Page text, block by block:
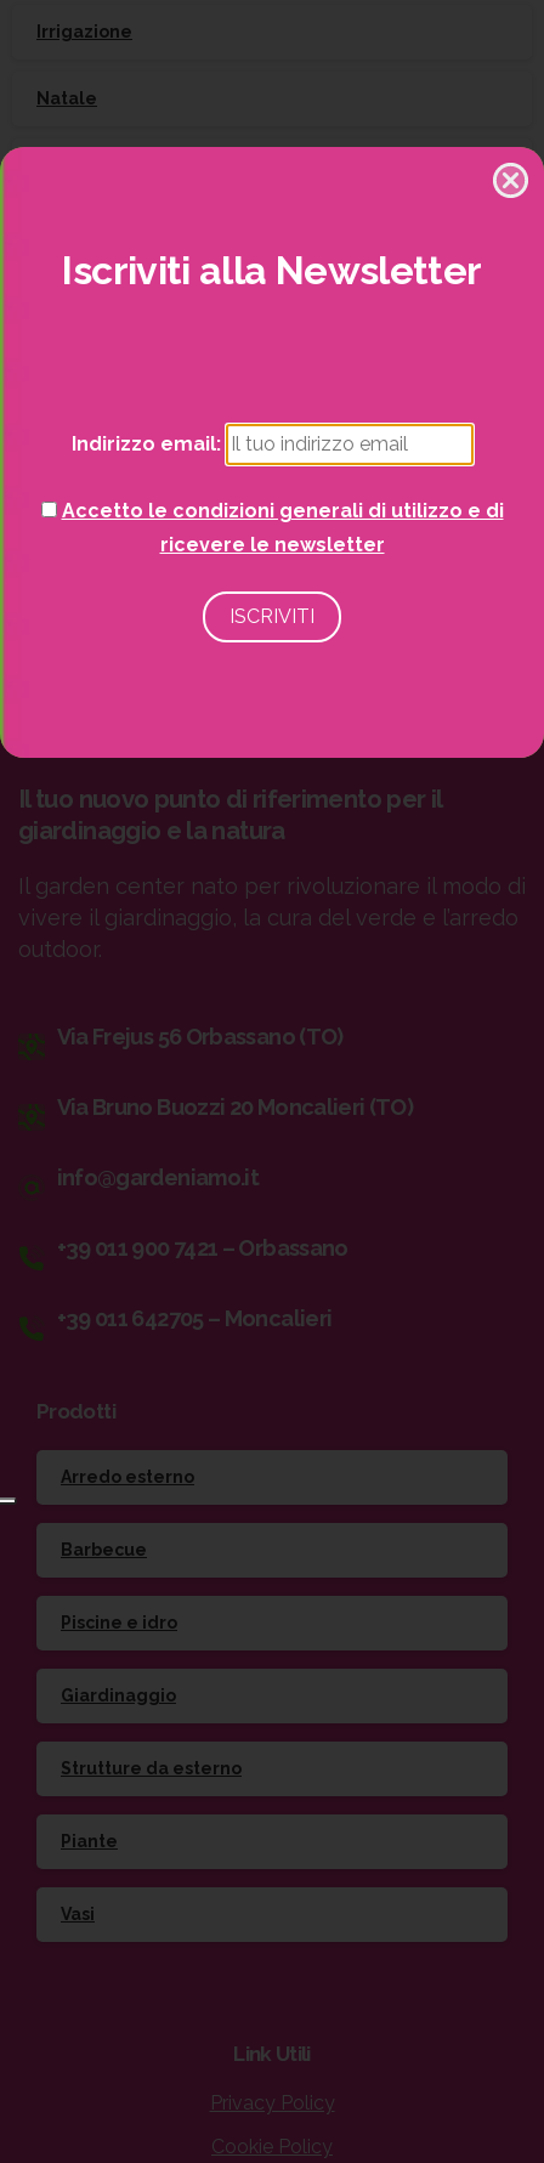
Irrigazione
Natale
Strutture da esterno
Vasi
Il tuo nuovo punto di riferimento per il
giardinaggio e la natura
Il garden center nato per rivoluzionare il modo di
vivere il giardinaggio, la cura del verde e l’arredo
outdoor.
Via Frejus 56 Orbassano (TO)
Via Bruno Buozzi 20 Moncalieri (TO)
info@gardeniamo.it
+39 011 900 7421 – Orbassano
+39 011 642705 – Moncalieri
Prodotti
Arredo esterno
Barbecue
Piscine e idro
Giardinaggio
Strutture da esterno
Piante
Vasi
Link Utili
Privacy Policy
Cookie Policy
Iscriviti alla Newsletter
Indirizzo email:
Accetto le condizioni generali di utilizzo e di
ricevere le newsletter